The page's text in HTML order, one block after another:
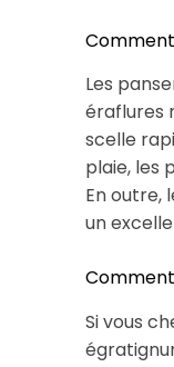
Les
éraflures
scelle
plaie, les
En outre,
un
Si vous